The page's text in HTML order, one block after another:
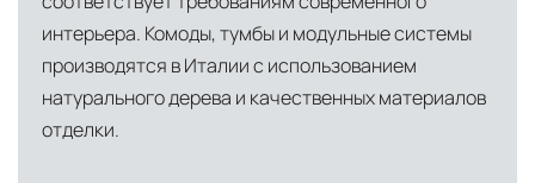
доставки и обеспечить полный контроль над
сохранностью продукции.
Глобальная сеть распределительных
центров
интерьера. Комоды, тумбы и модульные системы
производятся в Италии с использованием
натурального дерева и качественных материалов
отделки.